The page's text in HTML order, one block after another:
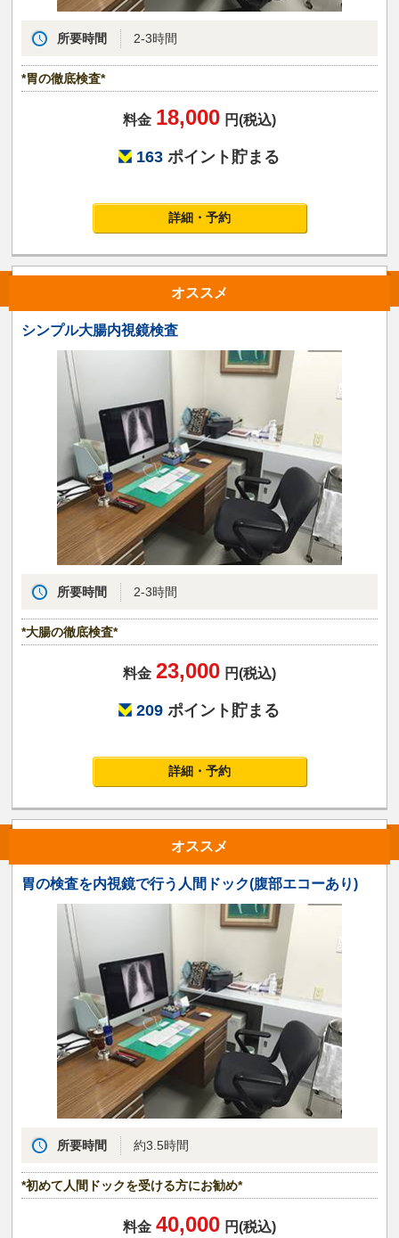
所要時間 2-3時間
*胃の徹底検査*
料金 18,000 円(税込)
163 ポイント貯まる
詳細・予約
オススメ
シンプル大腸内視鏡検査
所要時間 2-3時間
*大腸の徹底検査*
料金 23,000 円(税込)
209 ポイント貯まる
詳細・予約
オススメ
胃の検査を内視鏡で行う人間ドック(腹部エコーあり)
所要時間 約3.5時間
*初めて人間ドックを受ける方にお勧め*
料金 40,000 円(税込)